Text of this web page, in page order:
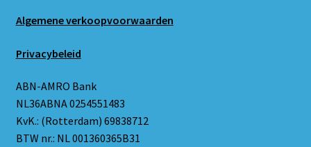
Algemene verkoopvoorwaarden
Privacybeleid
ABN-AMRO Bank
NL36ABNA 0254551483
KvK.: (Rotterdam) 69838712
BTW nr.: NL 001360365B31